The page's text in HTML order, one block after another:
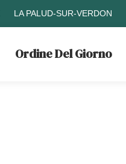
LA PALUD-SUR-VERDON
Ordine Del Giorno